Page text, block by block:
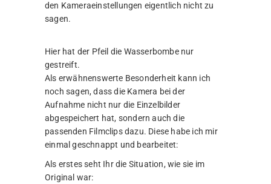
den Kameraeinstellungen eigentlich nicht zu
sagen.
Hier hat der Pfeil die Wasserbombe nur
gestreift.
Als erwähnenswerte Besonderheit kann ich
noch sagen, dass die Kamera bei der
Aufnahme nicht nur die Einzelbilder
abgespeichert hat, sondern auch die
passenden Filmclips dazu. Diese habe ich mir
einmal geschnappt und bearbeitet:
Als erstes seht Ihr die Situation, wie sie im
Original war: